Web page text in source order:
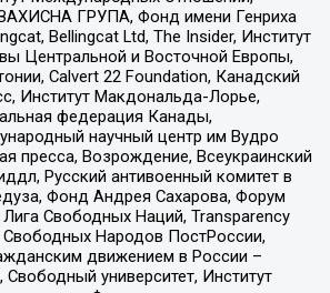
ГРУПА, Фонд имени Генриха
Bellingcat Ltd, The Insider, Институт
Центральной и Восточной Европы,
Calvert 22 Foundation, Канадский
Институт Макдональда-Лорье,
федерация Канады,
научный центр им Вудро
пресса, Возрождение, Всеукраинский
Русский антивоенный комитет в
Фонд Андрея Сахарова, Форум
Свободных Наций, Transparеncy
Народов ПостРоссии,
движением в России –
университет, Институт